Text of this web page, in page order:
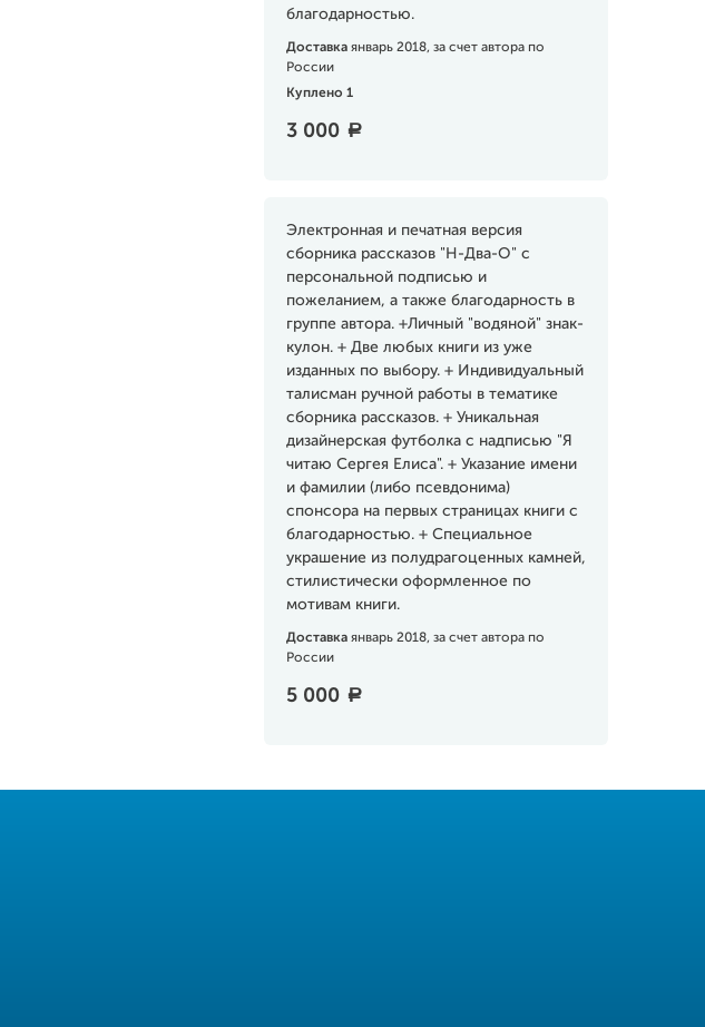
благодарностью.
Доставка январь 2018, за счет автора по
России
Куплено 1
3 000 a
Электронная и печатная версия
сборника рассказов "H-Два-О" с
персональной подписью и
пожеланием, а также благодарность в
группе автора. +Личный "водяной" знак-
кулон. + Две любых книги из уже
изданных по выбору. + Индивидуальный
талисман ручной работы в тематике
сборника рассказов. + Уникальная
дизайнерская футболка с надписью "Я
читаю Сергея Елиса". + Указание имени
и фамилии (либо псевдонима)
спонсора на первых страницах книги с
благодарностью. + Специальное
украшение из полудрагоценных камней,
стилистически оформленное по
мотивам книги.
Доставка январь 2018, за счет автора по
России
5 000 a